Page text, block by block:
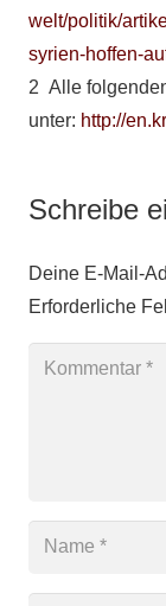
welt/politik/
syrien-hoffen-
2 Alle
unter: http://
Schreibe
Deine E-Mail-
Erforderliche